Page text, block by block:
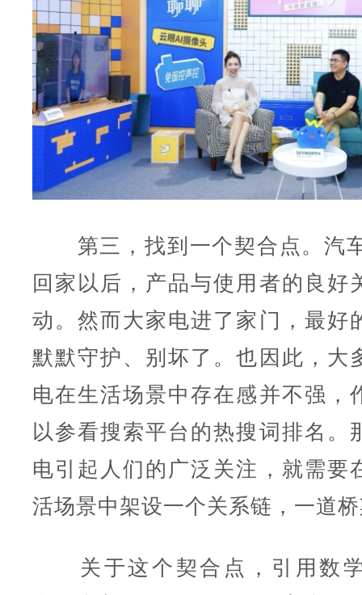
第三，找到一个契合点。汽
回家以后，产品与使用者的良好
动。然而大家电进了家门，最好
默默守护、别坏了。也因此，大
电在生活场景中存在感并不强，
以参看搜索平台的热搜词排名。
电引起人们的广泛关注，就需要
活场景中架设一个关系链，一道
关于这个契合点，引用数